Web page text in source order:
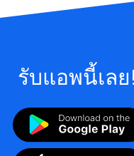
รับแอพนี้เลย!